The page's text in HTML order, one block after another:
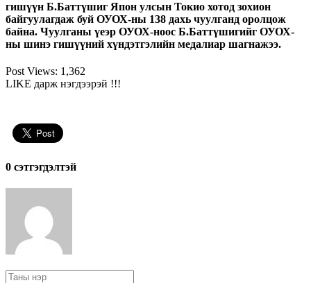
гишүүн Б.Баттүшиг Япон улсын Токио хотод зохион
байгуулагдаж буй ОУОХ-ны 138 дахь чуулганд оролцож
байна. Чуулганы үеэр ОУОХ-ноос Б.Баттүшигийг ОУОХ-
ны шинэ гишүүний хүндэтгэлийн медалиар шагнажээ.
Post Views: 1,362
LIKE дарж нэгдээрэй !!!
0 cэтгэгдэлтэй